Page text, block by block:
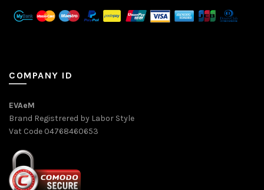
COMPANY ID
EVAeM
Brand Registrered by Labor Style
Vat Code 04768460653